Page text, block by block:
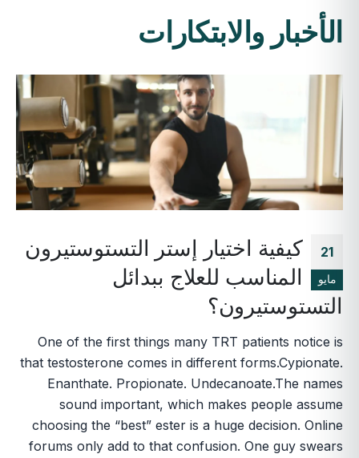
الأخبار والابتكارات
21
مايو
كيفية اختيار إستر التستوستيرون
المناسب للعلاج ببدائل
التستوستيرون؟
One of the first things many TRT patients notice is
that testosterone comes in different forms.Cypionate.
Enanthate. Propionate. Undecanoate.The names
sound important, which makes people assume
choosing the “best” ester is a huge decision. Online
forums only add to that confusion. One guy swears